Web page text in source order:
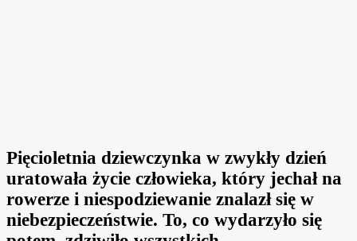
Pięcioletnia dziewczynka w zwykły dzień
uratowała życie człowieka, który jechał na
rowerze i niespodziewanie znalazł się w
niebezpieczeństwie. To, co wydarzyło się